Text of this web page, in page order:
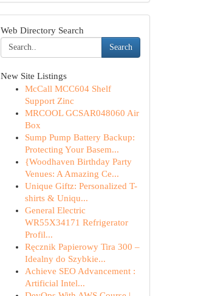
Web Directory Search
Search
New Site Listings
McCall MCC604 Shelf
Support Zinc
MRCOOL GCSAR048060 Air
Box
Sump Pump Battery Backup:
Protecting Your Basem...
{Woodhaven Birthday Party
Venues: A Amazing Ce...
Unique Giftz: Personalized T-
shirts & Uniqu...
General Electric
WR55X34171 Refrigerator
Profil...
Ręcznik Papierowy Tira 300 –
Idealny do Szybkie...
Achieve SEO Advancement :
Artificial Intel...